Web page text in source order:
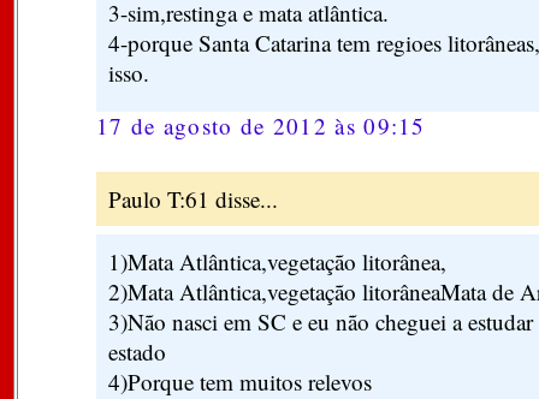
3-sim,restinga e mata atlântica.
4-porque Santa Catarina tem regioes
isso.
17 de agosto de 2012 às 09:15
Paulo T:61 disse...
1)Mata Atlântica,vegetação litorânea,
2)Mata Atlântica,vegetação litorâneaMata de
3)Não nasci em SC e eu não cheguei a
estado
4)Porque tem muitos relevos